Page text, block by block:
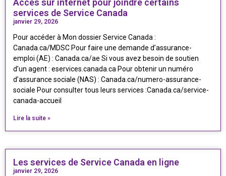
Accès sur internet pour joindre certains
services de Service Canada
janvier 29, 2026
Pour accéder à Mon dossier Service Canada :
Canada.ca/MDSC Pour faire une demande d’assurance-
emploi (AE) : Canada.ca/ae Si vous avez besoin de soutien
d’un agent : eservices.canada.ca Pour obtenir un numéro
d’assurance sociale (NAS) : Canada.ca/numero-assurance-
sociale Pour consulter tous leurs services :Canada.ca/service-
canada-accueil
Lire la suite »
Les services de Service Canada en ligne
janvier 29, 2026